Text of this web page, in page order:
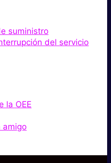
suministro
del servicio
la OEE
amigo